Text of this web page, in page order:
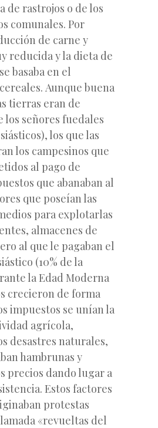
de rastrojos o de los
comunales. Por
de carne y
reducida y la dieta de
basaba en el
Aunque buena
tierras eran de
los señores fuedales
los que las
los campesinos que
al pago de
que abanaban al
que poseían las
para explotarlas
almacenes de
al que le pagaban el
(10% de la
la Edad Moderna
crecieron de forma
impuestos se unían la
agrícola,
desastres naturales,
hambrunas y
precios dando lugar a
Estos factores
protestas
«revueltas del